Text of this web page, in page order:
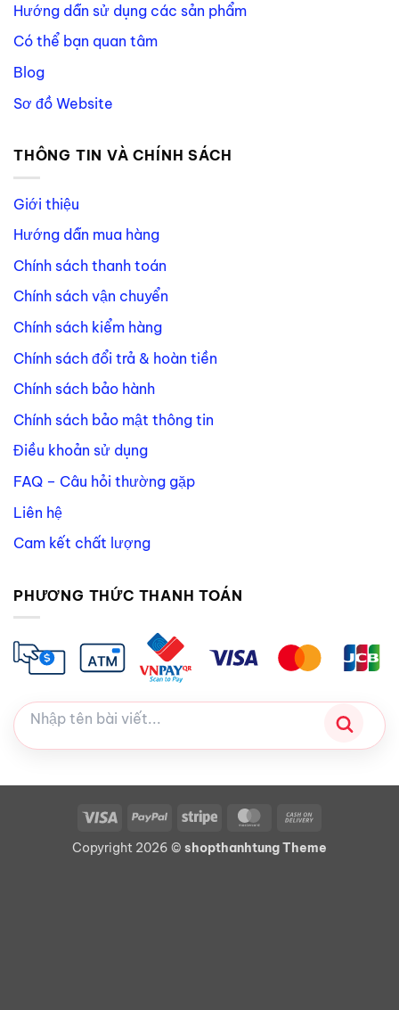
Hướng dẫn sử dụng các sản phẩm
Có thể bạn quan tâm
Blog
Sơ đồ Website
THÔNG TIN VÀ CHÍNH SÁCH
Giới thiệu
Hướng dẫn mua hàng
Chính sách thanh toán
Chính sách vận chuyển
Chính sách kiểm hàng
Chính sách đổi trả & hoàn tiền
Chính sách bảo hành
Chính sách bảo mật thông tin
Điều khoản sử dụng
FAQ – Câu hỏi thường gặp
Liên hệ
Cam kết chất lượng
PHƯƠNG THỨC THANH TOÁN
Visa PayPal Stripe MasterCard
Delivery
Copyright 2026 © shopthanhtung Theme